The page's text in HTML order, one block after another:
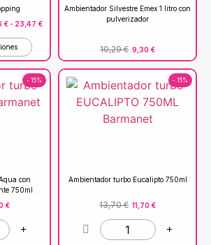
€ - 23,47 €
Ambientador Silvestre Emex 1 litro con
pulverizador
10,29€ 9,30 €
- 15%
con
750ml
€
- 15%
Ambientador turbo Eucalipto 750ml
13,70€ 11,70 €